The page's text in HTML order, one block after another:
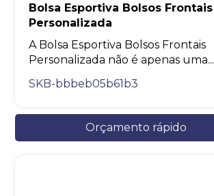
Bolsa Esportiva Bolsos Frontais
Personalizada
A Bolsa Esportiva Bolsos Frontais
Personalizada não é apenas uma...
SKB-bbbeb05b61b3
Orçamento rápido